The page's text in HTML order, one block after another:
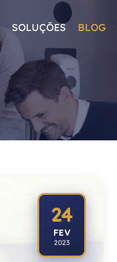
SOLUÇÕES BLOG
24
FEV
2023